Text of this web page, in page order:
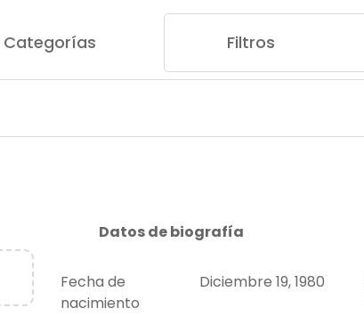
Categorías Filtros
Datos de biografía
Fecha de
nacimiento
Diciembre 19, 1980